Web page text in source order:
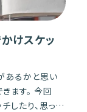
けスケッ
あるかと思い
ます。 今回
したり、思った